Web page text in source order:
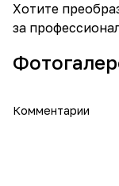
Хотите
за
Комментарии